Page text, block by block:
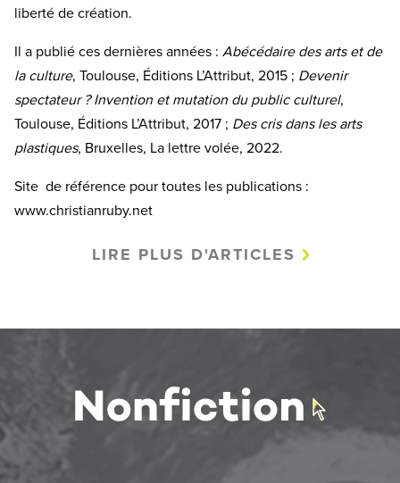
liberté de création.
Il a publié ces dernières années : Abécédaire des arts et de
la culture, Toulouse, Éditions L’Attribut, 2015 ; Devenir
spectateur ? Invention et mutation du public culturel,
Toulouse, Éditions L’Attribut, 2017 ; Des cris dans les arts
plastiques, Bruxelles, La lettre volée, 2022.
Site de référence pour toutes les publications :
www.christianruby.net
LIRE PLUS D'ARTICLES